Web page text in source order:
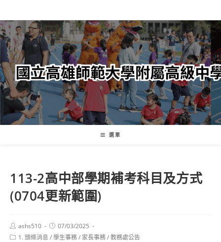
轉
至
主
內
容
選單
113-2高中部學期補考科目及方式
(0704更新範圍)
Post
author:
ashs510
Post
published:
07/03/2025
Post1. 頭條消息 /學生事務/ 家長事務/教務處公告